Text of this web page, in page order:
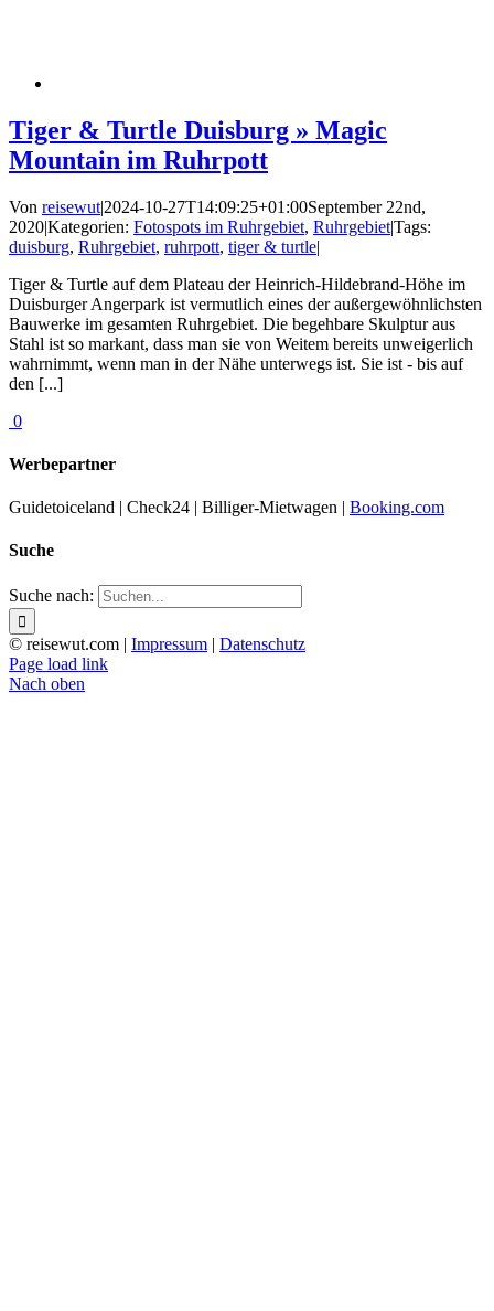
Tiger & Turtle Duisburg » Magic
Mountain im Ruhrpott
Von reisewut|2024-10-27T14:09:25+01:00September 22nd,
2020|Kategorien: Fotospots im Ruhrgebiet, Ruhrgebiet|Tags:
duisburg, Ruhrgebiet, ruhrpott, tiger & turtle|
Tiger & Turtle auf dem Plateau der Heinrich-Hildebrand-Höhe im
Duisburger Angerpark ist vermutlich eines der außergewöhnlichsten
Bauwerke im gesamten Ruhrgebiet. Die begehbare Skulptur aus
Stahl ist so markant, dass man sie von Weitem bereits unweigerlich
wahrnimmt, wenn man in der Nähe unterwegs ist. Sie ist - bis auf
den [...]
0
Werbepartner
Guidetoiceland | Check24 | Billiger-Mietwagen | Booking.com
Suche
Suche nach:
© reisewut.com | Impressum | Datenschutz
Page load link
Nach oben